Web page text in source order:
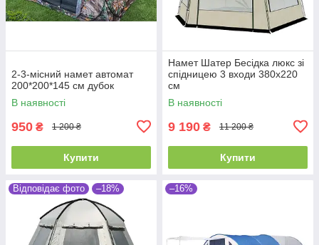
2-3-місний намет автомат
200*200*145 см дубок
В наявності
950 ₴ 1 200 ₴
Купити
Намет Шатер Бесідка люкс зі
спідницею 3 входи 380х220
см
В наявності
9 190 ₴ 11 200 ₴
Купити
Відповідає фото –18% –16%